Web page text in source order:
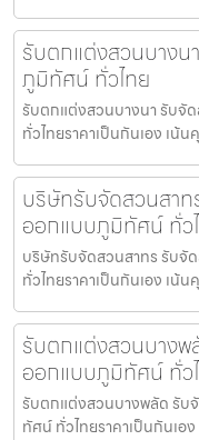
รับตกแต่งสวนบาง
ภูมิทัศน์ ทั่วไทย
รับตกแต่งสวนบางนา รับ
ทั่วไทยราคาเป็นกันเอง เ
บริษัทรับจัดสวนสา
ออกแบบภูมิทัศน์ ทั่ว
บริษัทรับจัดสวนสาทร รับ
ทั่วไทยราคาเป็นกันเอง เ
รับตกแต่งสวนบาง
ออกแบบภูมิทัศน์ ทั่ว
รับตกแต่งสวนบางพลัด รั
ทัศน์ ทั่วไทยราคาเป็นกันเ